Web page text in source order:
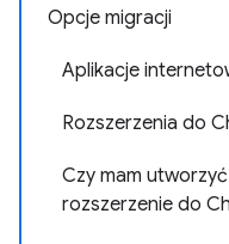
Opcje migracji
Aplikacje
Rozszerzenia do
Czy mam
rozszerzenie do